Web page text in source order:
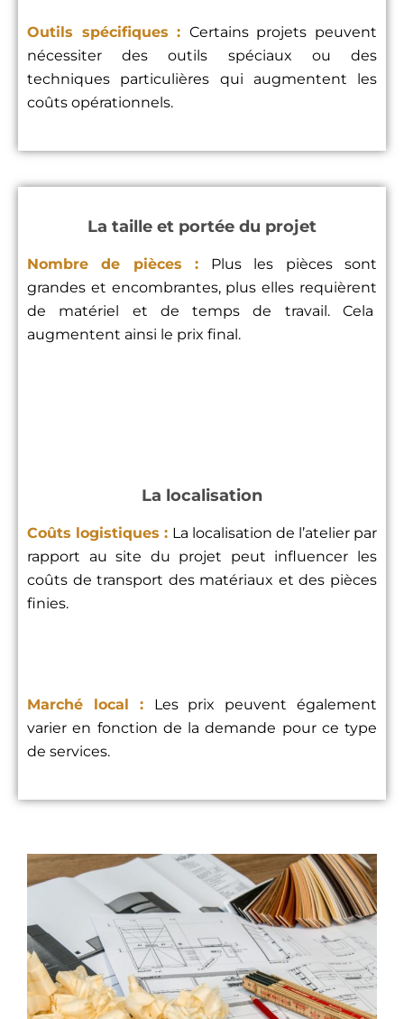
Outils spécifiques : Certains projets peuvent
nécessiter des outils spéciaux ou des
techniques particulières qui augmentent les
coûts opérationnels.
La taille et portée du projet
Nombre de pièces : Plus les pièces sont
grandes et encombrantes, plus elles requièrent
de matériel et de temps de travail. Cela
augmentent ainsi le prix final.
La localisation
Coûts logistiques : La localisation de l’atelier par
rapport au site du projet peut influencer les
coûts de transport des matériaux et des pièces
finies.
Marché local : Les prix peuvent également
varier en fonction de la demande pour ce type
de services.